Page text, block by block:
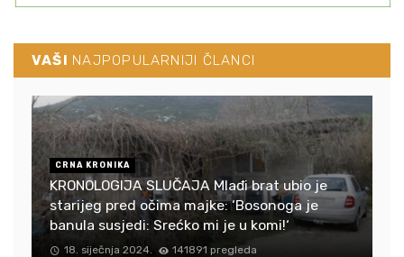
VAŠI NAJPOPULARNIJI ČLANCI
CRNA KRONIKA
KRONOLOGIJA SLUČAJA Mlađi brat ubio je
starijeg pred očima majke: ‘Bosonoga je
banula susjedi: Srećko mi je u komi!‘
18. siječnja 2024. 141891 pregleda